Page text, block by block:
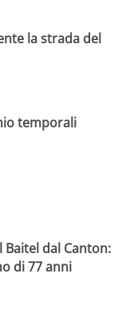
la strada del
temporali
Baitel dal Canton:
di 77 anni